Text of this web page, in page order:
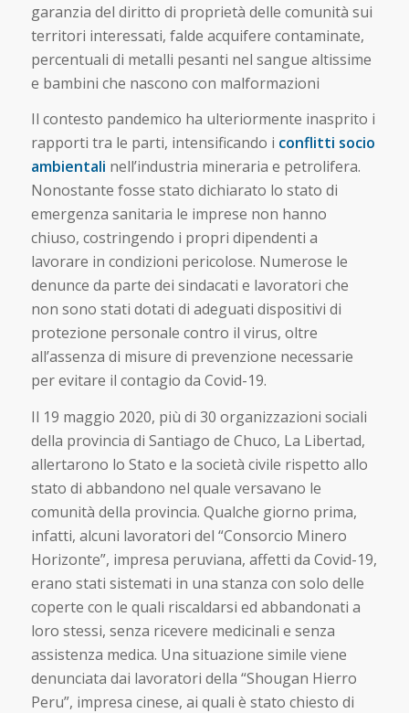
garanzia del diritto di proprietà delle comunità sui
territori interessati, falde acquifere contaminate,
percentuali di metalli pesanti nel sangue altissime
e bambini che nascono con malformazioni
Il contesto pandemico ha ulteriormente inasprito i
rapporti tra le parti, intensificando i conflitti socio
ambientali nell’industria mineraria e petrolifera.
Nonostante fosse stato dichiarato lo stato di
emergenza sanitaria le imprese non hanno
chiuso, costringendo i propri dipendenti a
lavorare in condizioni pericolose. Numerose le
denunce da parte dei sindacati e lavoratori che
non sono stati dotati di adeguati dispositivi di
protezione personale contro il virus, oltre
all’assenza di misure di prevenzione necessarie
per evitare il contagio da Covid-19.
Il 19 maggio 2020, più di 30 organizzazioni sociali
della provincia di Santiago de Chuco, La Libertad,
allertarono lo Stato e la società civile rispetto allo
stato di abbandono nel quale versavano le
comunità della provincia. Qualche giorno prima,
infatti, alcuni lavoratori del “Consorcio Minero
Horizonte”, impresa peruviana, affetti da Covid-19,
erano stati sistemati in una stanza con solo delle
coperte con le quali riscaldarsi ed abbandonati a
loro stessi, senza ricevere medicinali e senza
assistenza medica. Una situazione simile viene
denunciata dai lavoratori della “Shougan Hierro
Peru”, impresa cinese, ai quali è stato chiesto di